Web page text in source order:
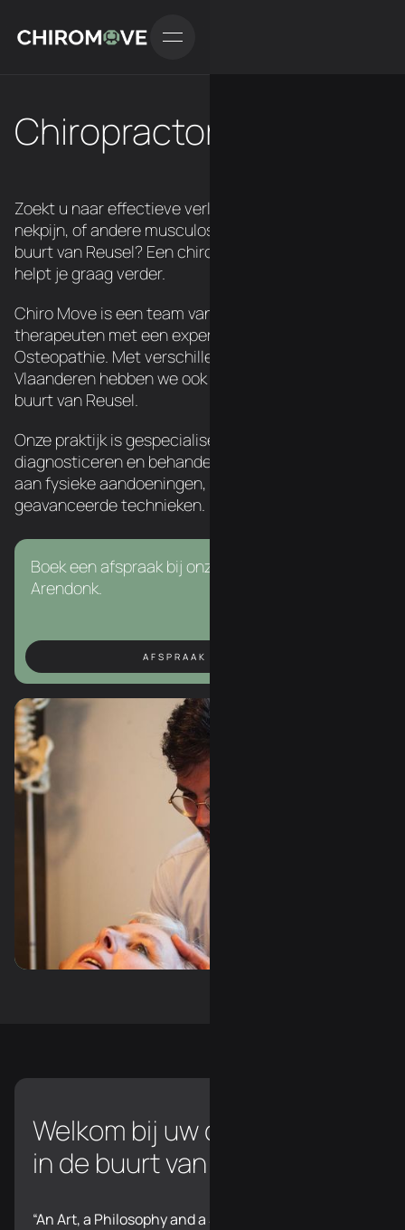
Chiropractor in Reusel
Zoekt u naar effectieve verlichting van rugpijn,
nekpijn, of andere musculoskeletale klachten in de
buurt van Reusel? Een chiropractor van ChiroMove
helpt je graag verder.
Chiro Move is een team van 3 Belgische
therapeuten met een expertise in Chiropraxie en
Osteopathie. Met verschillende locatie's over
Vlaanderen hebben we ook een chiropractor in de
buurt van Reusel.
Onze praktijk is gespecialiseerd in het
diagnosticeren en behandelen van een breed scala
aan fysieke aandoeningen, met behulp van
geavanceerde technieken.
Boek een afspraak bij onze chiropractor in
Arendonk.
AFSPRAAK BOEKEN
Welkom bij uw chiropractor
in de buurt van Reusel
“An Art, a Philosophy and a Science of all things